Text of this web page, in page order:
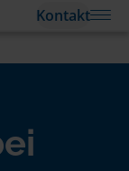
Kontakt